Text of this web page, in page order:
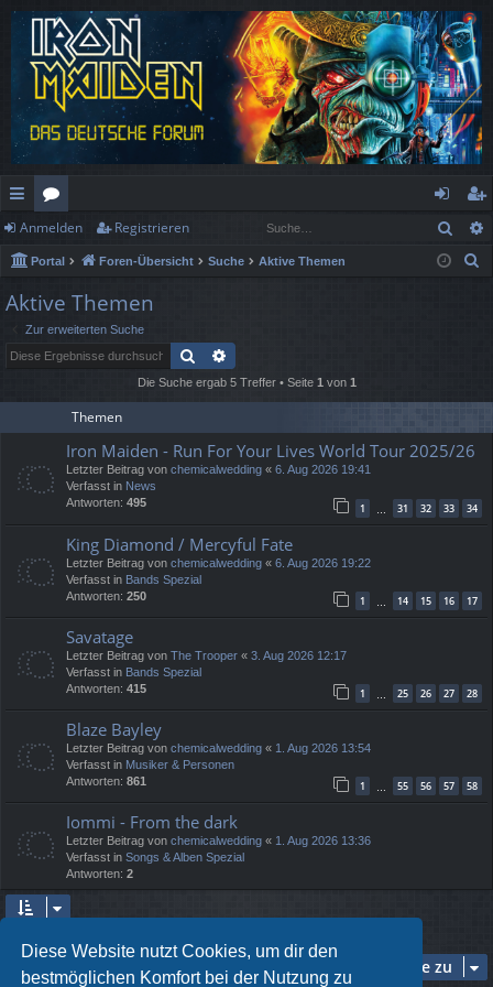
Diese Website nutzt Cookies, um dir den
bestmöglichen Komfort bei der Nutzung zu
ch
ne
llz
or
en
n
m
eg
ist
Anmelden Registrieren
Portal Foren-Übersicht Suche Aktive Themen
Aktive Themen
Zur erweiterten Suche
Suche
Die Suche ergab 5 Treffer • Seite 1von 1
Themen
Iron Maiden - Run For Your Lives World Tour 2025/26
Letzter Beitrag von chemicalwedding « 6. Aug 2026 19:41
Verfasst in News
Antworten: 495 1 31 32 33 34
King Diamond / Mercyful Fate
Letzter Beitrag von chemicalwedding « 6. Aug 2026 19:22
Verfasst in Bands Spezial
Antworten: 250 1 14 15 16 17
Savatage
Letzter Beitrag von The Trooper « 3. Aug 2026 12:17
Verfasst in Bands Spezial
Antworten: 415 1 25 26 27 28
Blaze Bayley
Letzter Beitrag von chemicalwedding « 1. Aug 2026 13:54
Verfasst in Musiker & Personen
Antworten: 861 1 55 56 57 58
Iommi - From the dark
Letzter Beitrag von chemicalwedding « 1. Aug 2026 13:36
Verfasst in Songs & Alben Spezial
Antworten: 2
Gehe zu